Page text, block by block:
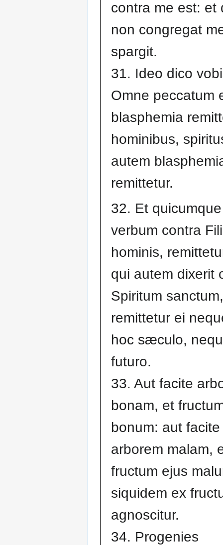
contra me est: et
non congregat
spargit.
31. Ideo dico
Omne peccatum
blasphemia
hominibus,
autem
remittetur.
32. Et
verbum contra
hominis,
qui autem dixerit
Spiritum
remittetur ei
hoc sæculo,
futuro.
33. Aut facite
bonam, et
bonum: aut facite
arborem malam,
fructum ejus
siquidem ex
agnoscitur.
34. Progenies